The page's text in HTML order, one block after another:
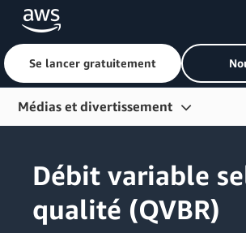
Passer au contenu principal
Se lancer gratuitement
Médias et divertissement
Domaines de solutions
IA générative
Débit variable
qualité (QVBR)